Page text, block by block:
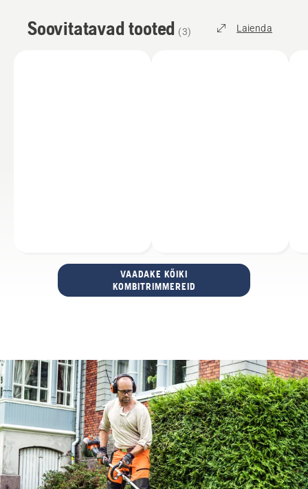
Varuosad ja tarvikud
Soovitatavad tooted (3) Laienda
VAADAKE KÕIKI
KOMBITRIMMEREID